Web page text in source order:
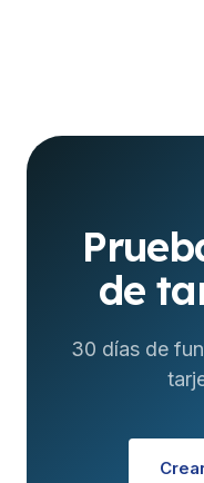
de
30 días de